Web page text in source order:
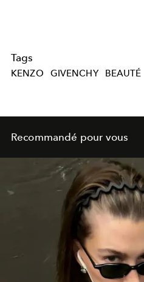
Tags
KENZO GIVENCHY BEAUTÉ
Recommandé pour vous